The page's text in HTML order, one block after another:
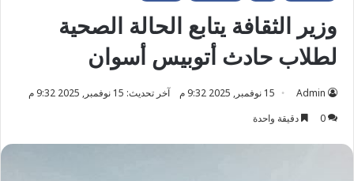
وزير الثقافة يتابع الحالة الصحية
لطلاب حادث أتوبيس أسوان
Admin 15 نوفمبر, 2025 9:32 م
آخر تحديث: 15 نوفمبر, 2025 9:32 م
0
دقيقة واحدة